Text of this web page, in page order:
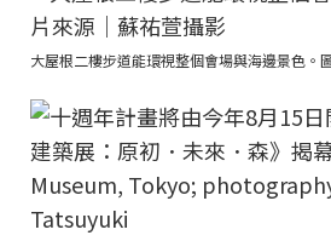
大屋根二樓步道能環視整個會場與海邊景色。